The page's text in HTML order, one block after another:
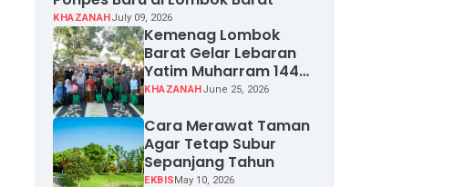
KHAZANAHJuly 09, 2026
Kemenag Lombok
Barat Gelar Lebaran
Yatim Muharram 1448
H, Puluhan Anak Yatim
KHAZANAHJune 25, 2026
Cara Merawat Taman
Agar Tetap Subur
Sepanjang Tahun
EKBISMay 10, 2026